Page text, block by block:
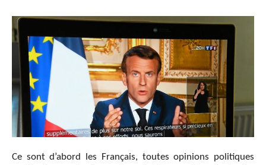
Ce sont d’abord les Français, toutes opinions politiques